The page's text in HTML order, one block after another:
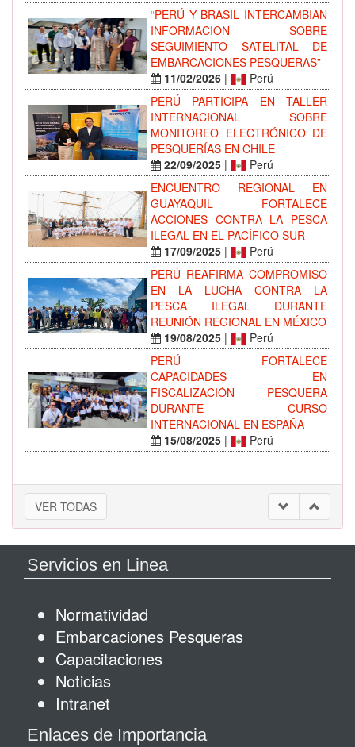
“PERÚ Y BRASIL INTERCAMBIAN
INFORMACION SOBRE
SEGUIMIENTO SATELITAL DE
EMBARCACIONES PESQUERAS”
11/02/2026 |
Perú
PERÚ PARTICIPA EN TALLER
INTERNACIONAL SOBRE
MONITOREO ELECTRÓNICO DE
PESQUERÍAS EN CHILE
22/09/2025 |
Perú
ENCUENTRO REGIONAL EN
GUAYAQUIL FORTALECE
ACCIONES CONTRA LA PESCA
ILEGAL EN EL PACÍFICO SUR
17/09/2025 |
Perú
PERÚ REAFIRMA COMPROMISO
EN LA LUCHA CONTRA LA
PESCA ILEGAL DURANTE
REUNIÓN REGIONAL EN MÉXICO
19/08/2025 |
Perú
PERÚ FORTALECE
CAPACIDADES EN
FISCALIZACIÓN PESQUERA
DURANTE CURSO
INTERNACIONAL EN ESPAÑA
15/08/2025 | Perú
VER TODAS
Servicios en Linea
Normatividad
Embarcaciones Pesqueras
Capacitaciones
Noticias
Intranet
Enlaces de Importancia